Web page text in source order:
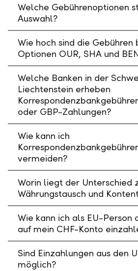
Welche Gebührenoptionen
Auswahl?
Wie hoch sind die Gebühren
Optionen OUR, SHA und
Welche Banken in der
Liechtenstein erheben
oder GBP-Zahlungen?
Wie kann ich
vermeiden?
Worin liegt der Unterschied
Währungstausch und
Wie kann ich als EU-Person
auf mein CHF-Konto
Sind Einzahlungen aus den
möglich?